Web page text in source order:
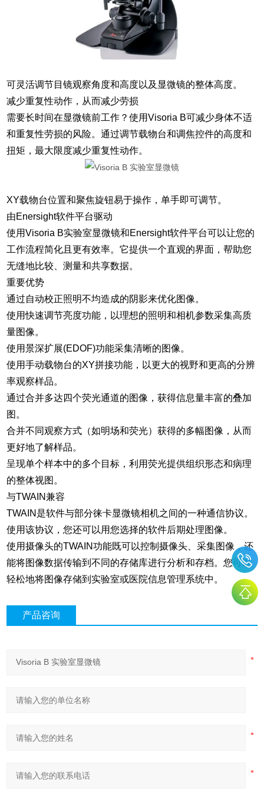
可灵活调节目镜观察角度和高度以及显微镜的整体高度。
减少重复性动作，从而减少劳损
需要长时间在显微镜前工作？使用Visoria B可减少身体不适
和重复性劳损的风险。通过调节载物台和调焦控件的高度和
扭矩，最大限度减少重复性动作。
XY载物台位置和聚焦旋钮易于操作，单手即可调节。
由Enersight软件平台驱动
使用Visoria B实验室显微镜和Enersight软件平台可以让您的
工作流程简化且更有效率。它提供一个直观的界面，帮助您
无缝地比较、测量和共享数据。
重要优势
通过自动校正照明不均造成的阴影来优化图像。
使用快速调节亮度功能，以理想的照明和相机参数采集高质
量图像。
使用景深扩展(EDOF)功能采集清晰的图像。
使用手动载物台的XY拼接功能，以更大的视野和更高的分辨
率观察样品。
通过合并多达四个荧光通道的图像，获得信息量丰富的叠加
图。
合并不同观察方式（如明场和荧光）获得的多幅图像，从而
更好地了解样品。
呈现单个样本中的多个目标，利用荧光提供组织形态和病理
的整体视图。
与TWAIN兼容
TWAIN是软件与部分徕卡显微镜相机之间的一种通信协议。
使用该协议，您还可以用您选择的软件后期处理图像。
使用摄像头的TWAIN功能既可以控制摄像头、采集图像，还
能将图像数据传输到不同的存储库进行分析和存档。您可以
轻松地将图像存储到实验室或医院信息管理系统中。
产品咨询